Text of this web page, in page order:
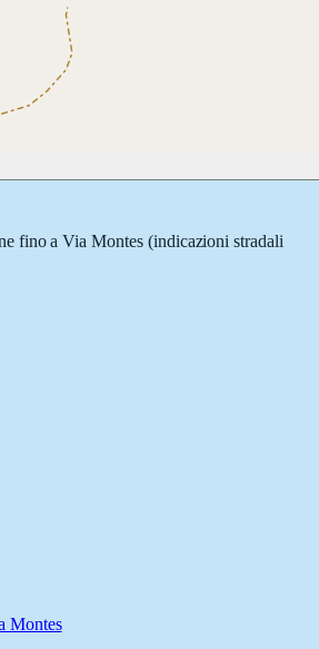
fino aVia Montes(indicazioni stradali
Montes